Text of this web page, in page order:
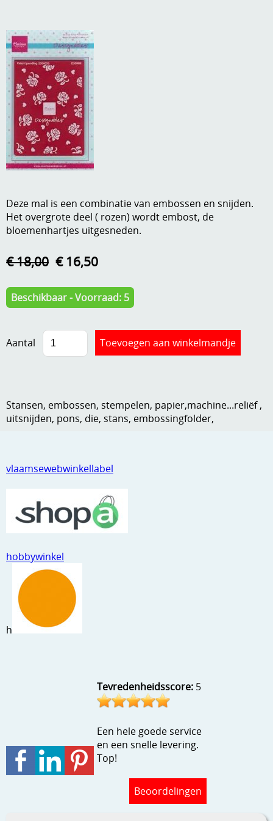
Aanbiedingen
Andere
Boeken en magazines
Dies om te stansen
DVD-CD
Embossen
Hechtingsmaterialen
Hout , MDF, kartonmateriaal, steen
Kleurmateriaal-tekenmateriaal
Kneedmateriaal
Leuke versieringen
Papier en karton
Speciaal papier
Stans machine en embossing machines
Stempels en zo
Template, mask, stencils, grids
Wat nog, een creatief kijkje
Verzend - en verpakkingsk
Mijn account
Info
Anders creatief
vlaamsewebwinkellabel
hobbywinkel
h
Tevredenheidsscore: 5
Een hele goede service
en een snelle levering.
Top!
Beoordelingen
Deze mal is een combinatie van embossen en snijden.
Het overgrote deel ( rozen) wordt embost, de
bloemenhartjes uitgesneden.
€ 18,00 € 16,50
Beschikbaar - Voorraad: 5
Aantal
Stansen, embossen, stempelen, papier,machine...reliëf ,
uitsnijden, pons, die, stans, embossingfolder,